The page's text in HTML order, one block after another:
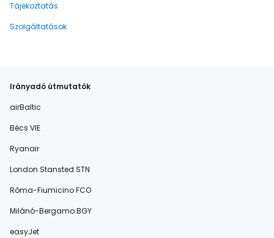
Tájékoztatás
Szolgáltatások
Irányadó útmutatók
airBaltic
Bécs VIE
Ryanair
London Stansted STN
Róma-Fiumicino FCO
Milánó-Bergamo BGY
easyJet